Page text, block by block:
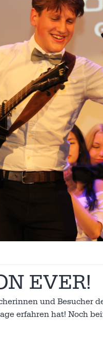
EVER!
und Besucher
erfahren hat! Noch